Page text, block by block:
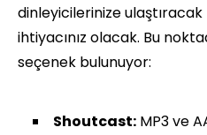
dinleyicilerinize ulaştıracak
ihtiyacınız olacak. Bu
seçenek bulunuyor:
Shoutcast: MP3 ve